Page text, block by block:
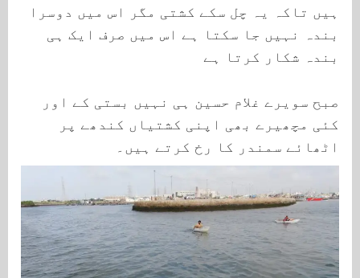
ہیں تاکہ یہ چل سکے کشتی مگر اس میں دوسرا
بندہ نہیں جا سکتا ہے اس میں صرف ایک ہی
بندہ شکار کرتا ہے
صبح سویرے غلام حسین ہی نہیں بستی کے اور
کئی مچھیرے بھی اپنی کشتیاں کندھے پر
اٹھائے سمندر کا رخ کرتے ہیں۔